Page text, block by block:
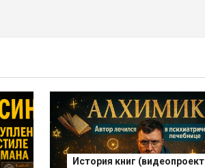
История книг (видеопроект